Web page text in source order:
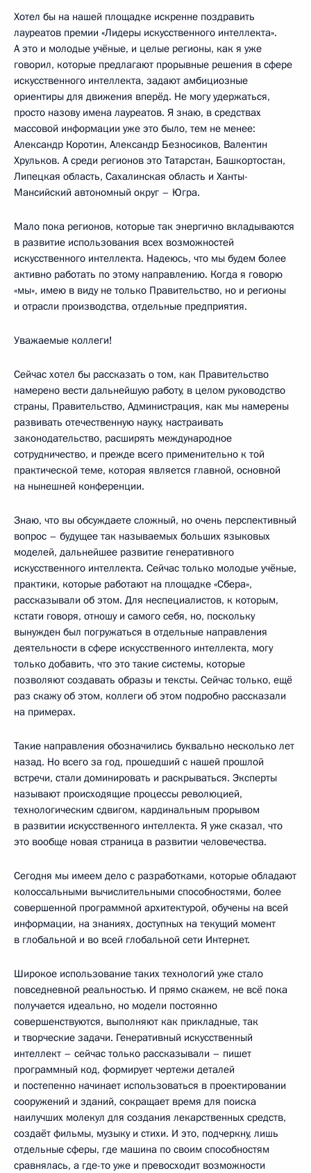
Хотел бы на нашей площадке искренне поздравить
лауреатов премии «Лидеры искусственного интеллекта».
А это и молодые учёные, и целые регионы, как я уже
говорил, которые предлагают прорывные решения в сфере
искусственного интеллекта, задают амбициозные
ориентиры для движения вперёд. Не могу удержаться,
просто назову имена лауреатов. Я знаю, в средствах
массовой информации уже это было, тем не менее:
Александр Коротин, Александр Безносиков, Валентин
Хрульков. А среди регионов это Татарстан, Башкортостан,
Липецкая область, Сахалинская область и Ханты-
Мансийский автономный округ – Югра.
Мало пока регионов, которые так энергично вкладываются
в развитие использования всех возможностей
искусственного интеллекта. Надеюсь, что мы будем более
активно работать по этому направлению. Когда я говорю
«мы», имею в виду не только Правительство, но и регионы
и отрасли производства, отдельные предприятия.
Уважаемые коллеги!
Сейчас хотел бы рассказать о том, как Правительство
намерено вести дальнейшую работу, в целом руководство
страны, Правительство, Администрация, как мы намерены
развивать отечественную науку, настраивать
законодательство, расширять международное
сотрудничество, и прежде всего применительно к той
практической теме, которая является главной, основной
на нынешней конференции.
Знаю, что вы обсуждаете сложный, но очень перспективный
вопрос – будущее так называемых больших языковых
моделей, дальнейшее развитие генеративного
искусственного интеллекта. Сейчас только молодые учёные,
практики, которые работают на площадке «Сбера»,
рассказывали об этом. Для неспециалистов, к которым,
кстати говоря, отношу и самого себя, но, поскольку
вынужден был погружаться в отдельные направления
деятельности в сфере искусственного интеллекта, могу
только добавить, что это такие системы, которые
позволяют создавать образы и тексты. Сейчас только, ещё
раз скажу об этом, коллеги об этом подробно рассказали
на примерах.
Такие направления обозначились буквально несколько лет
назад. Но всего за год, прошедший с нашей прошлой
встречи, стали доминировать и раскрываться. Эксперты
называют происходящие процессы революцией,
технологическим сдвигом, кардинальным прорывом
в развитии искусственного интеллекта. Я уже сказал, что
это вообще новая страница в развитии человечества.
Сегодня мы имеем дело с разработками, которые обладают
колоссальными вычислительными способностями, более
совершенной программной архитектурой, обучены на всей
информации, на знаниях, доступных на текущий момент
в глобальной и во всей глобальной сети Интернет.
Широкое использование таких технологий уже стало
повседневной реальностью. И прямо скажем, не всё пока
получается идеально, но модели постоянно
совершенствуются, выполняют как прикладные, так
и творческие задачи. Генеративный искусственный
интеллект – сейчас только рассказывали – пишет
программный код, формирует чертежи деталей
и постепенно начинает использоваться в проектировании
сооружений и зданий, сокращает время для поиска
наилучших молекул для создания лекарственных средств,
создаёт фильмы, музыку и стихи. И это, подчеркну, лишь
отдельные сферы, где машина по своим способностям
сравнялась, а где-то уже и превосходит возможности